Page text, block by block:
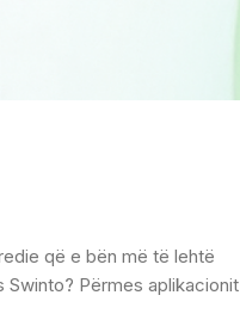
që e bën më të lehtë
Përmes aplikacionit